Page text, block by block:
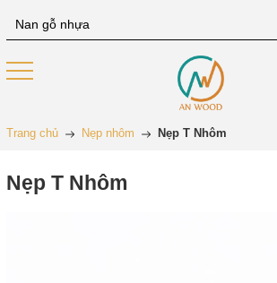
Trang chủ Nẹp nhôm Nẹp T Nhôm
Nẹp T Nhôm